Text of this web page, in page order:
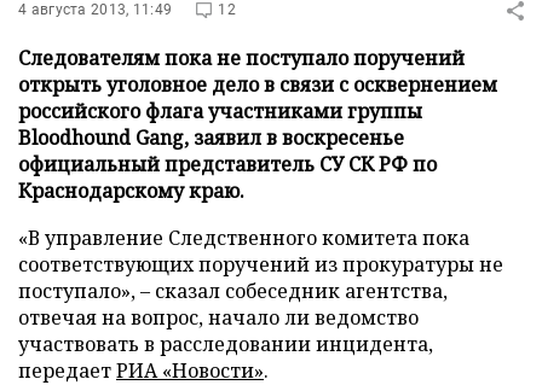
4 августа 2013, 11:49 12
Следователям пока не поступало поручений
открыть уголовное дело в связи с осквернением
российского флага участниками группы
Bloodhound Gang, заявил в воскресенье
официальный представитель СУ СК РФ по
Краснодарскому краю.
«В управление Следственного комитета пока
соответствующих поручений из прокуратуры не
поступало», – сказал собеседник агентства,
отвечая на вопрос, начало ли ведомство
участвовать в расследовании инцидента,
передаетРИА «Новости».